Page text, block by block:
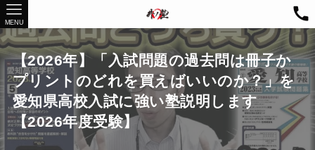
MENU
【2026年】「入試問題の過去問は冊子か
プリントのどれを買えばいいのか？」を
愛知県高校入試に強い塾説明します
【2026年度受験】